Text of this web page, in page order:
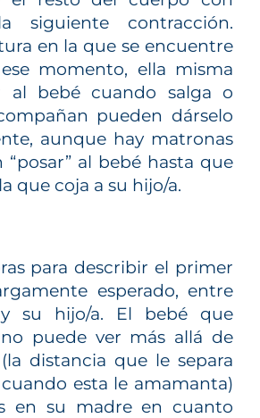
siguiente contracción.
en la que se encuentre
momento, ella misma
al bebé cuando salga o
pueden dárselo
aunque hay matronas
al bebé hasta que
que coja a su hijo/a.
para describir el primer
esperado, entre
su hijo/a. El bebé que
puede ver más allá de
distancia que le separa
esta le amamanta)
en su madre en cuanto